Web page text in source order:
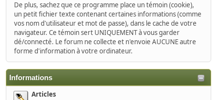
Informations
Articles
De plus, sachez que ce programme place un témoin (cookie),
un petit fichier texte contenant certaines informations (comme
vos nom d'utilisateur et mot de passe), dans le cache de votre
navigateur. Ce témoin sert UNIQUEMENT à vous garder
dé/connecté. Le forum ne collecte et n'envoie AUCUNE autre
forme d'information à votre ordinateur.